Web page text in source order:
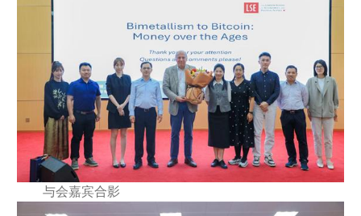
与会嘉宾合影